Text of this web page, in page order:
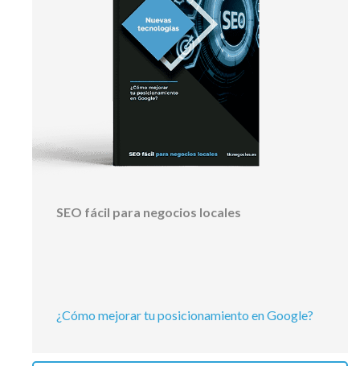
SEO fácil para negocios locales
¿Cómo mejorar tu posicionamiento en Google?